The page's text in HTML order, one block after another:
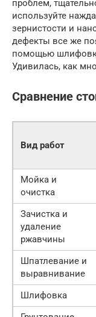
проблем,
используйте
зернистости и
дефекты все же
помощью
Удивилась, как
Сравнение
Вид работ
Мойка и
очистка
Зачистка и
удаление
ржавчины
Шпатлевание и
выравнивание
Шлифовка